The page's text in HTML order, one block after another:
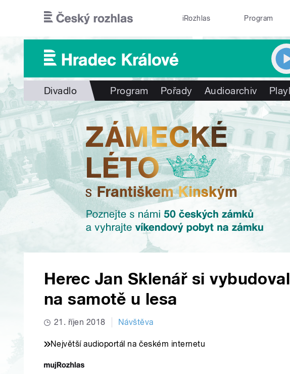
iRozhlas Program
Divadlo Program Pořady Audioarchiv
Herec Jan Sklenář si
na samotě u lesa
21. říjen 2018 Návštěva
Největší audioportál na českém internetu